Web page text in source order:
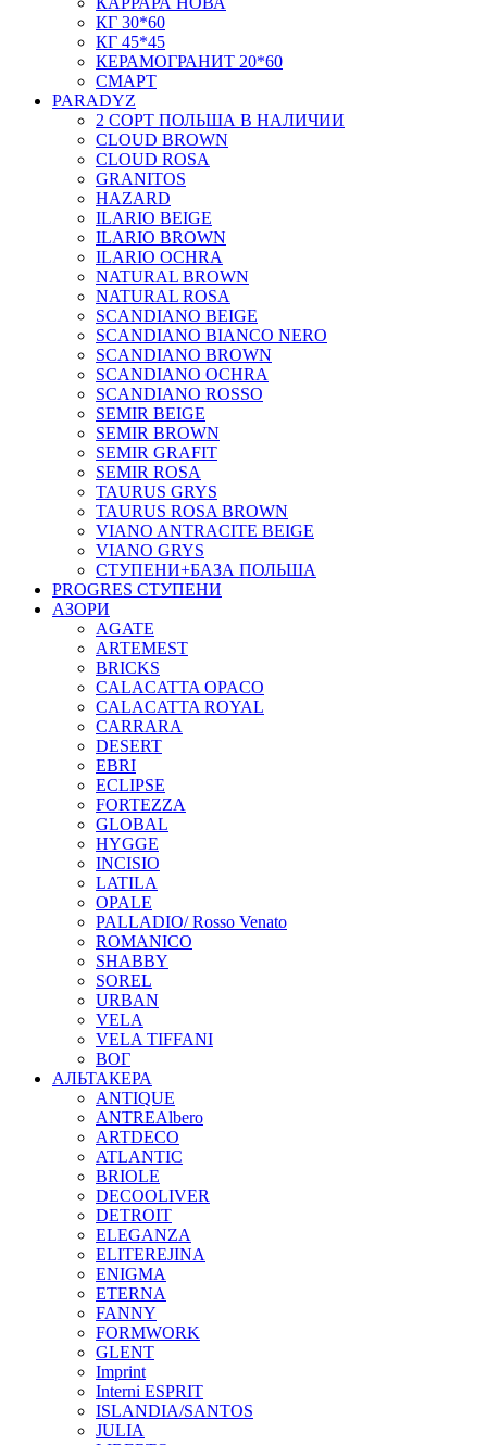
КГ 30*60
КГ 45*45
КЕРАМОГРАНИТ 20*60
СМАРТ
PARADYZ
2 СОРТ ПОЛЬША В НАЛИЧИИ
CLOUD BROWN
CLOUD ROSA
GRANITOS
HAZARD
ILARIO BEIGE
ILARIO BROWN
ILARIO OCHRA
NATURAL BROWN
NATURAL ROSA
SCANDIANO BEIGE
SCANDIANO BIANCO NERO
SCANDIANO BROWN
SCANDIANO OCHRA
SCANDIANO ROSSO
SEMIR BEIGE
SEMIR BROWN
SEMIR GRAFIT
SEMIR ROSA
TAURUS GRYS
TAURUS ROSA BROWN
VIANO ANTRACITE BEIGE
VIANO GRYS
СТУПЕНИ+БАЗА ПОЛЬША
PROGRES СТУПЕНИ
АЗОРИ
AGATE
ARTEMEST
BRICKS
CALACATTA OPACO
CALACATTA ROYAL
CARRARA
DESERT
EBRI
ECLIPSE
FORTEZZA
GLOBAL
HYGGE
INCISIO
LATILA
OPALE
PALLADIO/ Rosso Venato
ROMANICO
SHABBY
SOREL
URBAN
VELA
VELA TIFFANI
ВОГ
АЛЬТАКЕРА
ANTIQUE
ANTREAlbero
ARTDECO
ATLANTIC
BRIOLE
DECOOLIVER
DETROIT
ELEGANZA
ELITEREJINA
ENIGMA
ETERNA
FANNY
FORMWORK
GLENT
Imprint
Interni ESPRIT
ISLANDIA/SANTOS
JULIA